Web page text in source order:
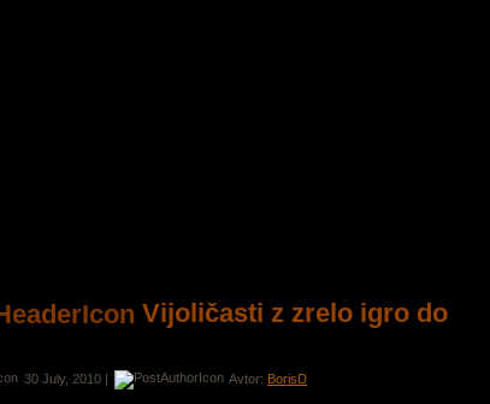
Vijoličasti z zrelo igro do
30 July, 2010 | Avtor: BorisD